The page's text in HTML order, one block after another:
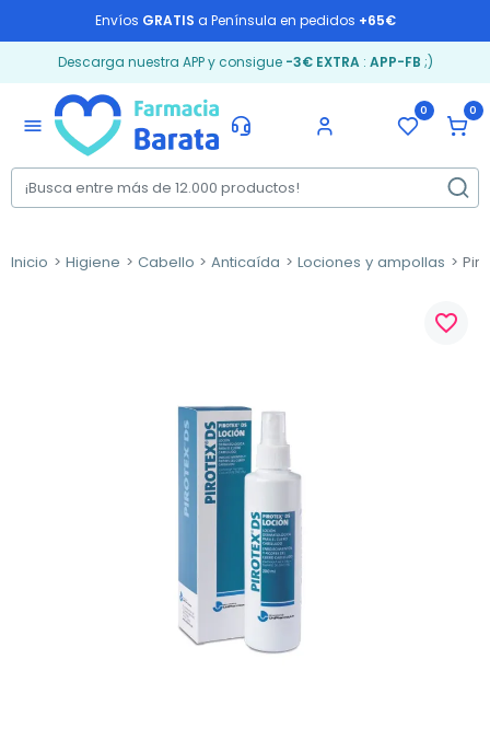
Envíos GRATIS a Península en pedidos +65€
Descarga nuestra APP y consigue -3€ EXTRA: APP-FB ;)
menu
0 0
Inicio Higiene Cabello Anticaída Lociones y ampollas
favorite_border